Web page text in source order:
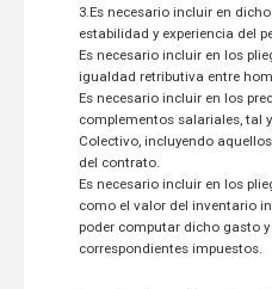
3.Es necesario incluir en
estabilidad y experiencia del
Es necesario incluir en los
igualdad retributiva entre
Es necesario incluir en los
complementos salariales, tal
Colectivo, incluyendo
del contrato.
Es necesario incluir en los
como el valor del inventario
poder computar dicho gasto
correspondientes impuestos.